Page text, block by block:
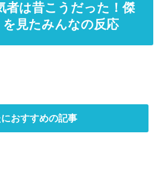
者は昔こうだった！傑
見たみんなの反応
おすすめの記事